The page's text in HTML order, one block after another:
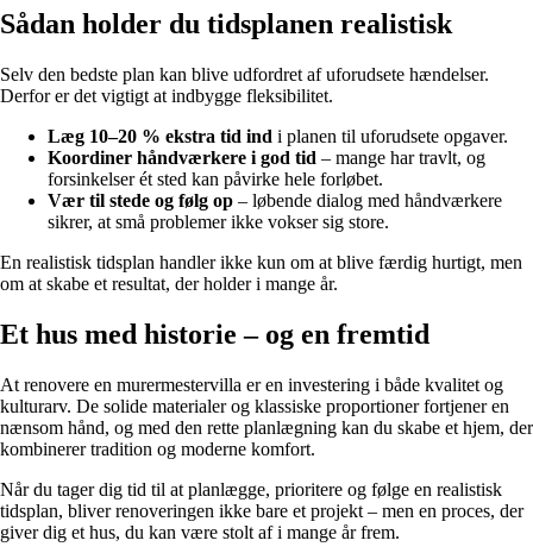
Sådan holder du tidsplanen realistisk
Selv den bedste plan kan blive udfordret af uforudsete hændelser.
Derfor er det vigtigt at indbygge fleksibilitet.
Læg 10–20 % ekstra tid ind i planen til uforudsete opgaver.
Koordiner håndværkere i god tid – mange har travlt, og
forsinkelser ét sted kan påvirke hele forløbet.
Vær til stede og følg op – løbende dialog med håndværkere
sikrer, at små problemer ikke vokser sig store.
En realistisk tidsplan handler ikke kun om at blive færdig hurtigt, men
om at skabe et resultat, der holder i mange år.
Et hus med historie – og en fremtid
At renovere en murermestervilla er en investering i både kvalitet og
kulturarv. De solide materialer og klassiske proportioner fortjener en
nænsom hånd, og med den rette planlægning kan du skabe et hjem, der
kombinerer tradition og moderne komfort.
Når du tager dig tid til at planlægge, prioritere og følge en realistisk
tidsplan, bliver renoveringen ikke bare et projekt – men en proces, der
giver dig et hus, du kan være stolt af i mange år frem.